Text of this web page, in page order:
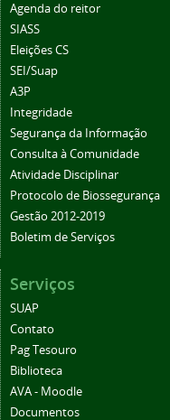
Agenda do reitor
SIASS
Eleições CS
SEI/Suap
A3P
Integridade
Segurança da Informação
Consulta à Comunidade
Atividade Disciplinar
Protocolo de Biossegurança
Gestão 2012-2019
Boletim de Serviços
Serviços
SUAP
Contato
Pag Tesouro
Biblioteca
AVA - Moodle
Documentos